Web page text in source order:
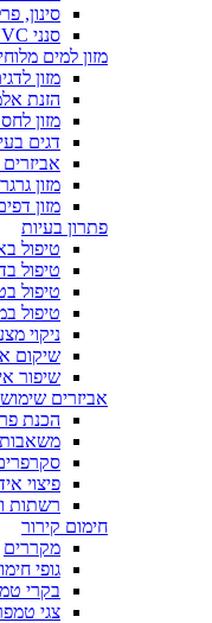
סינון,
סנני UVC
מזון למים
מזון
הזנת
מזון
דגים
מזון
מזון
פתרון בעיות
טיפול
טיפול
טיפול
טיפול
ניקוי
שיקום
שיפור
אביזרים
הכנת
משאבות
פיצוי
רשתות
חימום קירור
מקררים
גופי
בקרי
צגי